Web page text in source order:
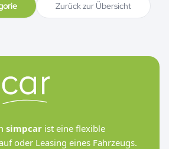
Zurück zur Übersicht
simpcar ist eine flexible
oder Leasing eines Fahrzeugs.